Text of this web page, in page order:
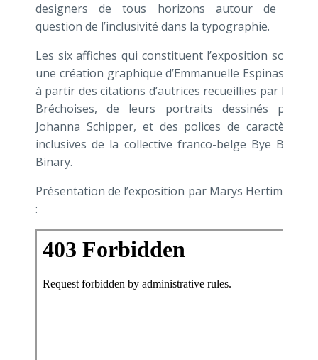
designers de tous horizons autour de la
question de l’inclusivité dans la typographie.
Les six affiches qui constituent l’exposition sont
une création graphique d’Emmanuelle Espinasse
à partir des citations d’autrices recueillies par les
Bréchoises, de leurs portraits dessinés par
Johanna Schipper, et des polices de caractère
inclusives de la collective franco-belge Bye Bye
Binary.
Présentation de l’exposition par Marys Hertiman
: